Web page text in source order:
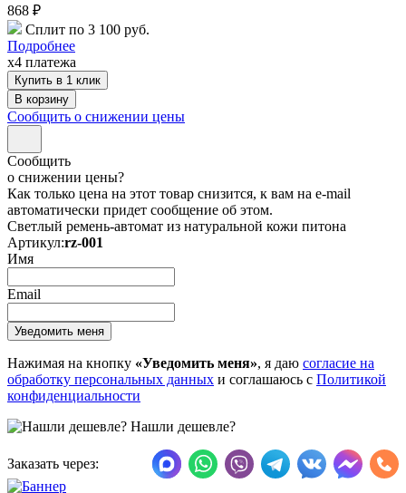
868 ₽
Сплит по 3 100 руб.
Подробнее
x4 платежа
Купить в 1 клик
Сообщить о снижении цены
Сообщить
о снижении цены?
Как только цена на этот товар снизится, к вам на e-mail
автоматически придет сообщение об этом.
Светлый ремень-автомат из натуральной кожи питона
Артикул:rz-001
Имя
Email
Нажимая на кнопку «Уведомить меня», я даю согласие на
обработку персональных данных и соглашаюсь с Политикой
конфиденциальности
Нашли дешевле?
Заказать через: